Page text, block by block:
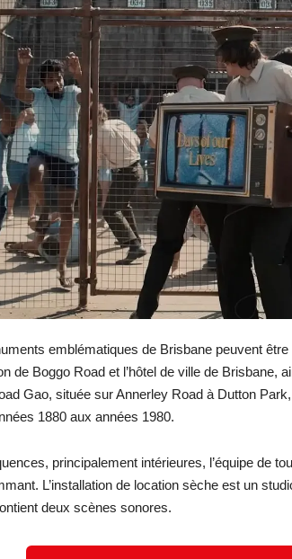
emblématiques de Brisbane peuvent
de Boggo Road et l’hôtel de ville de Brisbane,
Gao, située sur Annerley Road à Dutton
1880 aux années 1980.
principalement intérieures, l’équipe de
L’installation de location sèche est un
deux scènes sonores.